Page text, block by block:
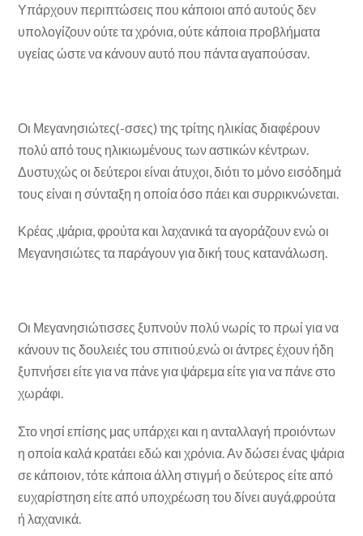
Υπάρχουν περιπτώσεις που κάποιοι από αυτούς δεν
υπολογίζουν ούτε τα χρόνια, ούτε κάποια προβλήματα
υγείας ώστε να κάνουν αυτό που πάντα αγαπούσαν.
Οι Μεγανησιώτες(-σσες) της τρίτης ηλικίας διαφέρουν
πολύ από τους ηλικιωμένους των αστικών κέντρων.
Δυστυχώς οι δεύτεροι είναι άτυχοι, διότι το μόνο εισόδημά
τους είναι η σύνταξη η οποία όσο πάει και συρρικνώνεται.
Κρέας ,ψάρια, φρούτα και λαχανικά τα αγοράζουν ενώ οι
Μεγανησιώτες τα παράγουν για δική τους κατανάλωση.
Οι Μεγανησιώτισσες ξυπνούν πολύ νωρίς το πρωί για να
κάνουν τις δουλειές του σπιτιού,ενώ οι άντρες έχουν ήδη
ξυπνήσει είτε για να πάνε για ψάρεμα είτε για να πάνε στο
χωράφι.
Στο νησί επίσης μας υπάρχει και η ανταλλαγή προιόντων
η οποία καλά κρατάει εδώ και χρόνια. Αν δώσει ένας ψάρια
σε κάποιον, τότε κάποια άλλη στιγμή ο δεύτερος είτε από
ευχαρίστηση είτε από υποχρέωση του δίνει αυγά,φρούτα
ή λαχανικά.